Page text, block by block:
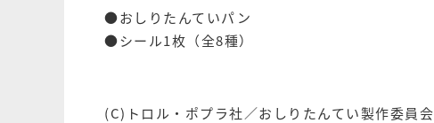
●おしりたんていパン
●シール1枚（全8種）
(C)トロル・ポプラ社／おしりたんてい製作委員会